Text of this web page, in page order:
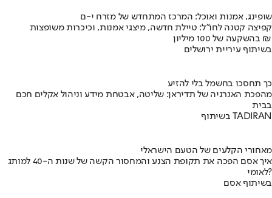
שופינג, אמנות ואוכל: המרכז המתחדש של מזרח י-ם
קפיצה קטנה לחו"ל: טיילת חדשה, מיצגי אמנות, וכיכרות משופצות
בהשקעה של 100 מיליון ₪
בשיתוף עיריית ירושלים
כך תחסכו בחשמל בלי להזיע
מהפכת האנרגיה של תדיראן: שליטה, אבטחת מידע וניהול אקלים חכם
בבית
בשיתוף TADIRAN
מאחורי הקלעים של הטעם הישראלי
איך אסם הפכה את תקופת הצנע והמחסור הקשה של שנות ה-40 למותג
לאומי?
בשיתוף אסם